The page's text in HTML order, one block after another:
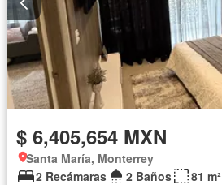
$ 6,405,654 MXN
Santa María, Monterrey
2 Recámaras
2 Baños
81 m²